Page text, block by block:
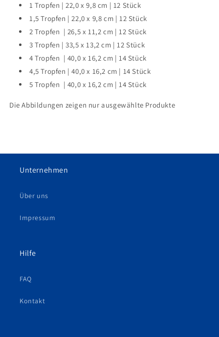
1 Tropfen | 22,0 x 9,8 cm | 12 Stück
1,5 Tropfen | 22,0 x 9,8 cm | 12 Stück
2 Tropfen | 26,5 x 11,2 cm | 12 Stück
3 Tropfen | 33,5 x 13,2 cm | 12 Stück
4 Tropfen | 40,0 x 16,2 cm | 14 Stück
4,5 Tropfen | 40,0 x 16,2 cm | 14 Stück
5 Tropfen | 40,0 x 16,2 cm | 14 Stück
Die Abbildungen zeigen nur ausgewählte Produkte
Unternehmen
Über uns
Impressum
Hilfe
FAQ
Kontakt